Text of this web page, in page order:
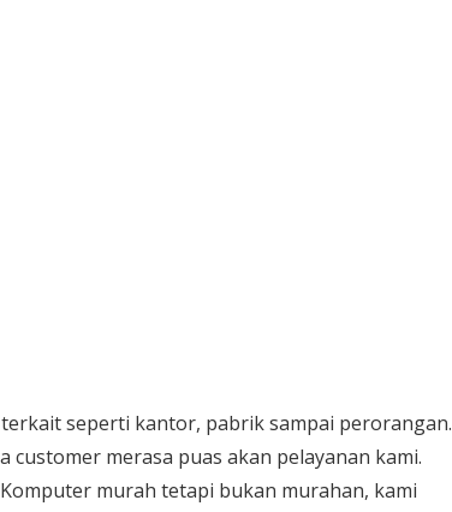
seperti kantor, pabrik sampai perorangan.
merasa puas akan pelayanan kami.
murah tetapi bukan murahan, kami